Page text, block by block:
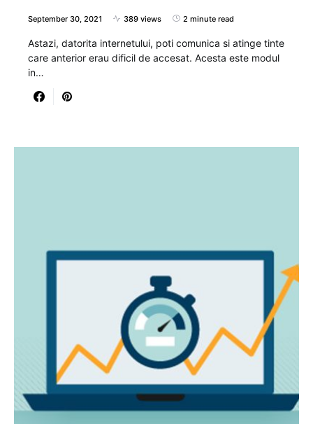
September 30, 2021 389 views 2 minute read
Astazi, datorita internetului, poti comunica si atinge tinte
care anterior erau dificil de accesat. Acesta este modul
in…